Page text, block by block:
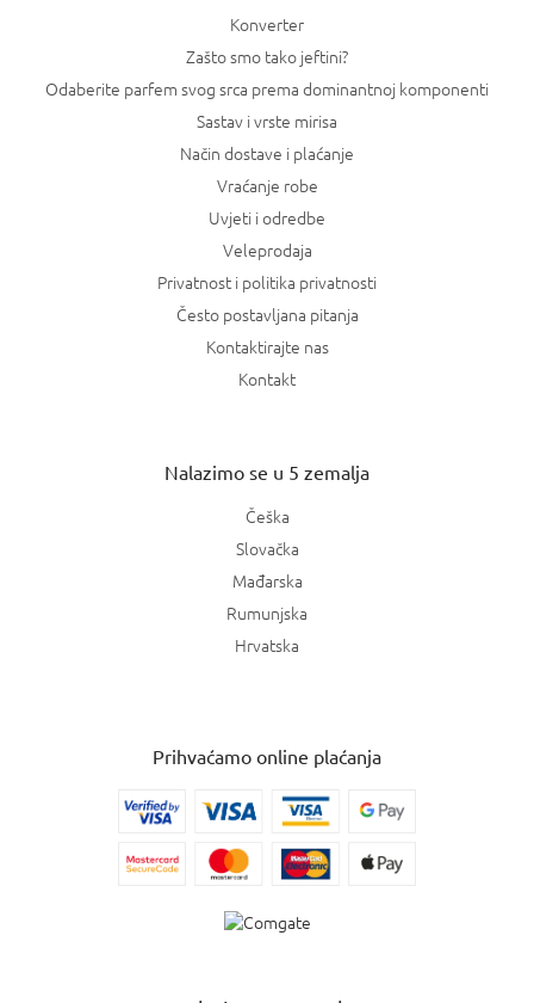
Konverter
Zašto smo tako jeftini?
Odaberite parfem svog srca prema dominantnoj komponenti
Sastav i vrste mirisa
Način dostave i plaćanje
Vraćanje robe
Uvjeti i odredbe
Veleprodaja
Privatnost i politika privatnosti
Često postavljana pitanja
Kontaktirajte nas
Kontakt
Nalazimo se u 5 zemalja
Češka
Slovačka
Mađarska
Rumunjska
Hrvatska
Prihvaćamo online plaćanja